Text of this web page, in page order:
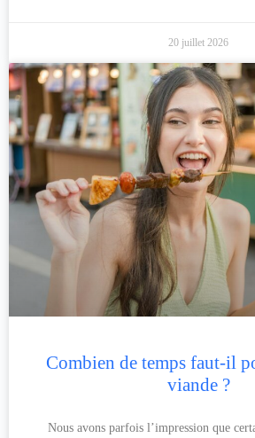
20 juillet 2026
Combien de temps faut-il
viande ?
Nous avons parfois l’impression que